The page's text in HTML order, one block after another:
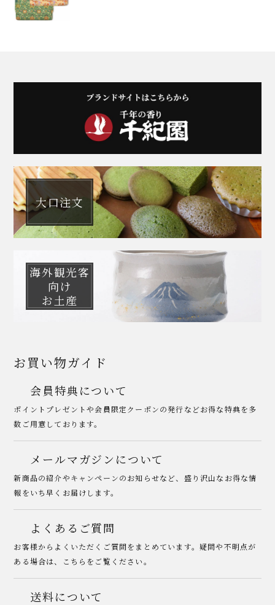
大口注文
海外観光客
向け
お土産
お買い物ガイド
会員特典について
ポイントプレゼントや会員限定クーポンの発行などお得な特典を多
数ご用意しております。
メールマガジンについて
新商品の紹介やキャンペーンのお知らせなど、盛り沢山なお得な情
報をいち早くお届けします。
よくあるご質問
お客様からよくいただくご質問をまとめています。疑問や不明点が
ある場合は、こちらをご覧ください。
送料について